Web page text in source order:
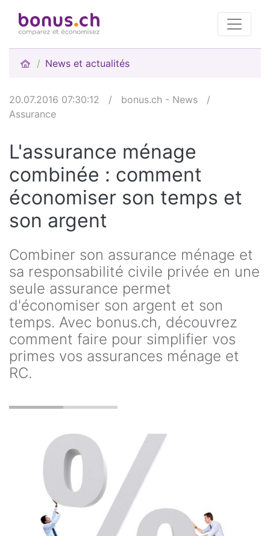
News et actualités
20.07.2016 07:30:12 / bonus.ch - News
/
Assurance
L'assurance ménage
combinée : comment
économiser son temps et
son argent
Combiner son assurance ménage et
sa responsabilité civile privée en une
seule assurance permet
d'économiser son argent et son
temps. Avec bonus.ch, découvrez
comment faire pour simplifier vos
primes vos assurances ménage et
RC.